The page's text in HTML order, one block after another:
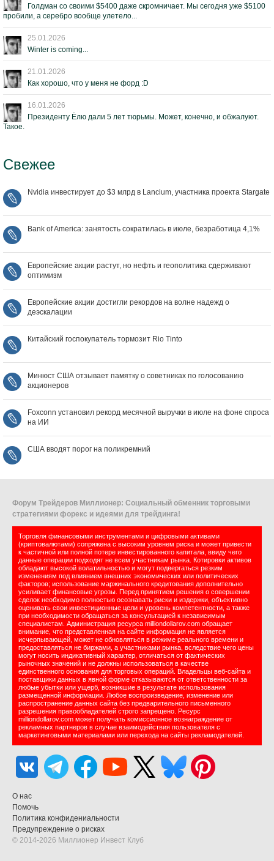
Голдман со своими $5400 даже скромничает. Мы сегодня уже $5100
пробили, а серебро вообще улетело...
25.01.2026
Winter is coming...
21.01.2026
Как хорошо, что у меня не форд :D
16.01.2026
Президенту Ёлю дали 5 лет тюрьмы. Может, конечно, и обжалуют.
Такое.
Свежее
Nvidia инвестирует до $3 млрд в Lancium, участника проекта Stargate
Bank of America: занятость сократилась в июле, безработица 4,1%
Европейские акции растут, но нефть и геополитика сдерживают
оптимизм
Европейские акции достигли рекордов на волне надежд о
деэскалации
Китайский госпокупатель тормозит Rio Tinto
Минюст США отзывает памятку о советниках по голосованию
акционеров
Foxconn установил рекорд месячной выручки в июле на фоне спроса
на ИИ
США вводят порог на поликремний
Форум Трейдеров Миллионер: Социальный обменник торговыми
стратегиями форекс и идеями для трейдинга!
Торговля финансовыми инструментами и цифровыми активами
(криптовалютами) сопряжена с высоким уровнем риска и может привести
к частичной или полной потере инвестированного капитала, ввиду чего
данные операции подходят не всем участникам рынка. Котировки активов
обладают высокой волатильностью и могут подвергаться резким
изменениям под влиянием внешних экономических или политических
факторов; использование маржинального кредитования дополнительно
усиливает финансовые угрозы. Перед принятием решения о совершении
сделок необходимо полностью осознавать риски и издержки, объективно
оценивать свои инвестиционные цели и уровень компетентности, а также
при необходимости обращаться за консультацией к независимым
специалистам. Администрация ресурса milliondollarov.com обращает
внимание, что представленная на сайте информация не является
исчерпывающей, может не обновляться в режиме реального времени и
предоставляться не биржами, а участниками рынка, вследствие чего цены
могут носить индикативный характер, отличаться от фактических
рыночных значений и не должны использоваться в качестве
единственного основания для торговых операций. Владельцы веб-сайта и
поставщики данных в явной форме отказываются от ответственности за
любые убытки или ущерб, возникшие в результате использования
размещенной информации. Любое воспроизведение, изменение или
распространение данных сайта без предварительного письменного
разрешения правообладателей строго запрещено. Ресурс
milliondollarov.com может получать комиссионное вознаграждение от
рекламных партнеров в случае взаимодействия пользователя с
маркетинговыми материалами или перехода на сайты рекламодателей.
О нас
Помочь
Политика конфидениальности
Предупреждение о рисках
© 2014-2026 Миллионер Инвест Клуб